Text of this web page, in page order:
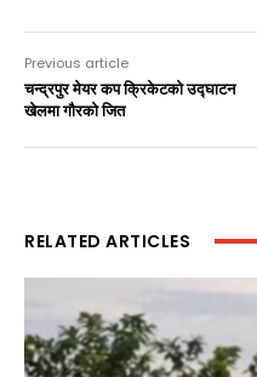
Previous article
चन्द्रपुर मेयर कप क्रिकेटकाे उद्घाटन
खेलमा गाैरकाे जित
RELATED ARTICLES